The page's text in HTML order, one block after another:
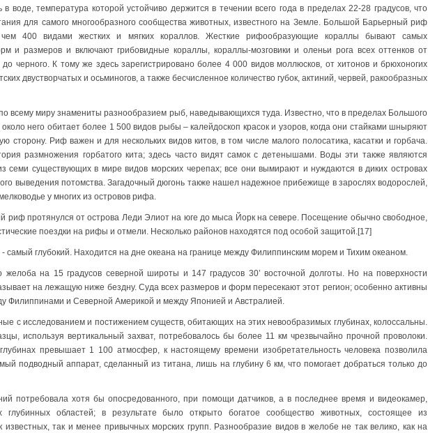
в воде, температура которой устойчиво держится в течении всего года в пределах 22-28 градусов, что
для самого многообразного сообщества животных, известного на Земле. Большой Барьерный риф
400 видами жестких и мягких кораллов. Жесткие рифообразующие кораллы бывают самых
и размеров и включают грибовидные кораллы, кораллы-мозговики и оленьи рога всех оттенков от
до черного. К тому же здесь зарегистрировано более 4 000 видов моллюсков, от хитонов и брюхоногих
двустворчатых и осьминогов, а также бесчисленное количество губок, актиний, червей, ракообразных
всему миру знамениты разнообразием рыб, наведывающихся туда. Известно, что в пределах Большого
него обитает более 1 500 видов рыбы – калейдоскоп красок и узоров, когда они стайками шныряют
сторону. Риф важен и для нескольких видов китов, в том числе малого полосатика, касатки и горбача.
размножения горбатого кита; здесь часто видят самок с детенышами. Воды эти также являются
семи существующих в мире видов морских черепах; все они вымирают и нуждаются в диких островах
выведения потомства. Загадочный дюгонь также нашел надежное прибежище в зарослях водорослей,
у многих из островов рифа.
риф протянулся от острова Леди Элиот на юге до мыса Йорк на севере. Посещение обычно свободное,
поездки на рифы и отмели. Несколько районов находятся под особой защитой.[17]
самый глубокий. Находится на дне океана на границе между Филиппинским морем и Тихим океаном.
желоба на 15 градусов северной широты и 147 градусов 30’ восточной долготы. Но на поверхности
на лежащую ниже бездну. Суда всех размеров и форм пересекают этот регион; особенно активны
Филиппинами и Северной Америкой и между Японией и Австралией.
с исследованием и постижением существ, обитающих на этих невообразимых глубинах, колоссальны.
используя вертикальный захват, потребовалось бы более 11 км чрезвычайно прочной проволоки.
превышает 1 100 атмосфер, к настоящему времени изобретательность человека позволила
подводный аппарат, сделанный из титана, лишь на глубину 6 км, что помогает добраться только до
потребовала хотя бы опосредованного, при помощи датчиков, а в последнее время и видеокамер,
глубинных областей; в результате было открыто богатое сообщество животных, состоящее из
известных, так и менее привычных морских групп. Разнообразие видов в желобе не так велико, как на